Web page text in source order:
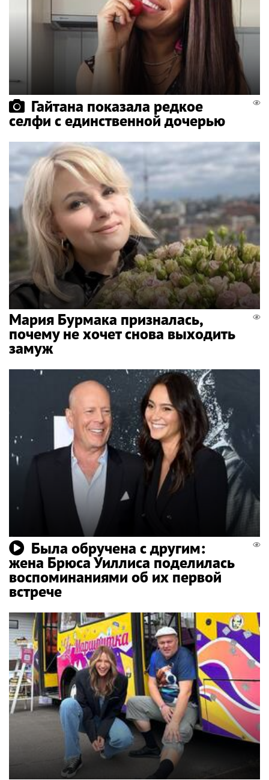
Гайтана показала редкое
селфи с единственной дочерью
Мария Бурмака призналась,
почему не хочет снова выходить
замуж
Была обручена с другим:
жена Брюса Уиллиса поделилась
воспоминаниями об их первой
встрече